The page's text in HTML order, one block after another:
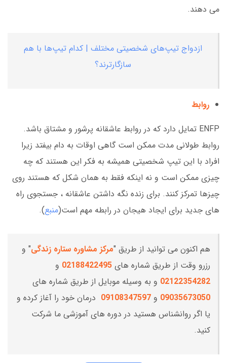
می دهند.
ازدواج تیپ‌های شخصیتی مختلف | کدام تیپ‌ها با هم
سازگارترند؟
روابط
ENFP تمایل دارد که در روابط عاشقانه پرشور و مشتاق باشد.
روابط طولانی مدت ممکن است گاهی اوقات به دام بیفتد زیرا
افراد با این تیپ شخصیتی همیشه به فکر این هستند که چه
چیزی ممکن است و نه اینکه فقط به همان شکل که هستند روی
چیزها تمرکز کنند. برای زنده نگه داشتن عاشقانه ، جستجوی راه
های جدید برای ایجاد هیجان در رابطه مهم است(منبع).
هم اکنون می توانید از طریق "مرکز مشاوره ستاره زندگی" و
رزرو وقت از طریق شماره های 02188422495 و
02122354282 و به وسیله موبایل از طریق شماره های
09035673050 و 09108347597 درمان خود را آغاز کرده و
یا اگر روانشناس هستید در دوره های آموزشی ما شرکت
کنید.